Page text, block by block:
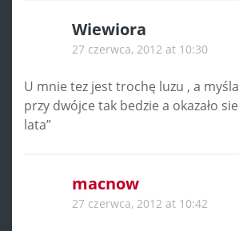
Wiewiora
27 czerwca, 2012 at 10:30
U mnie tez jest trochę luzu , a
przy dwójce tak bedzie a okazało
lata”
macnow
27 czerwca, 2012 at 10:42